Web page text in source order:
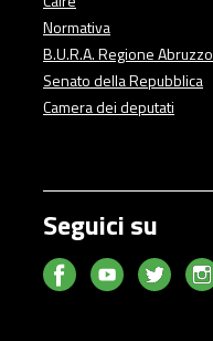
Normativa
B.U.R.A. Regione Abruzzo
Senato della Repubblica
Camera dei deputati
Seguici su